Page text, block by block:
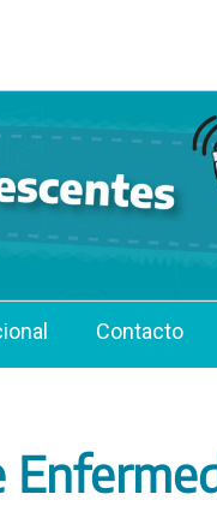
Contacto